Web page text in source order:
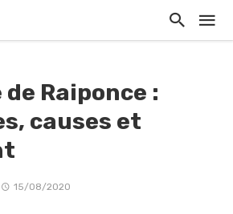
Raiponce :
causes et
15/08/2020